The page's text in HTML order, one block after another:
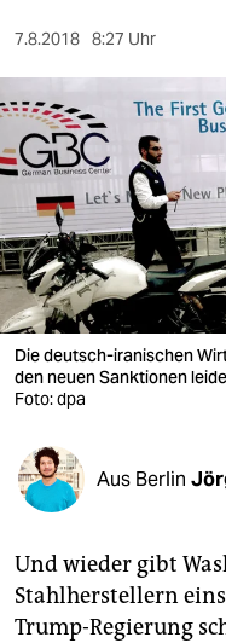
sport
berlin
nord
wahrheit
verlag
verlag
shop
fragen & hilfe
unterstützen
abo
7.8.2018 8:27 Uhr
Die deutsch-iranischen
den neuen Sanktionen
Foto: dpa
Aus Berlin
Und wieder gibt
Stahlherstellern
Trump-Regierung